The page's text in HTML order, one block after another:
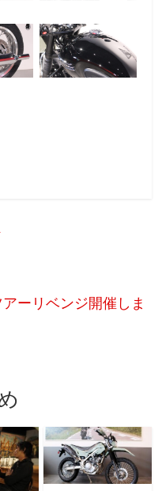
ーリベンジ開催しま